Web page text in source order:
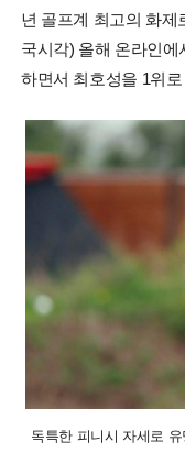
년 골프계 최고의 화제
국시각) 올해 온라인에
하면서 최호성을 1위
독특한 피니시 자세로